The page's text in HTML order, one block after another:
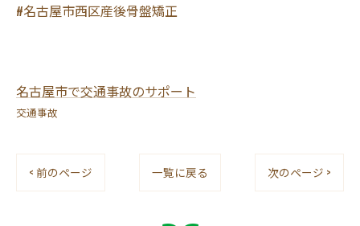
#名古屋市西区産後骨盤矯正
名古屋市で交通事故のサポート
交通事故
< 前のページ 一覧に戻る 次のページ >